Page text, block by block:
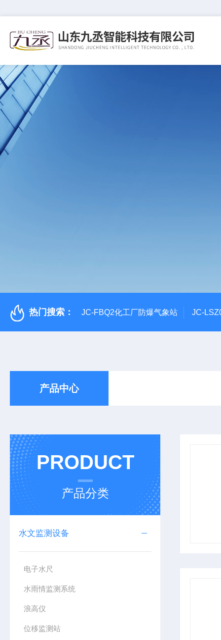
热门搜索： JC-FBQ2化工厂防爆气象站 JC-
产品中心
PRODUCT
产品分类
水文监测设备
电子水尺
水雨情监测系统
浪高仪
位移监测站